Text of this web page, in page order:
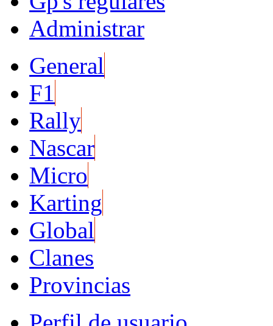
Administrar
General
F1
Rally
Nascar
Micro
Karting
Global
Clanes
Provincias